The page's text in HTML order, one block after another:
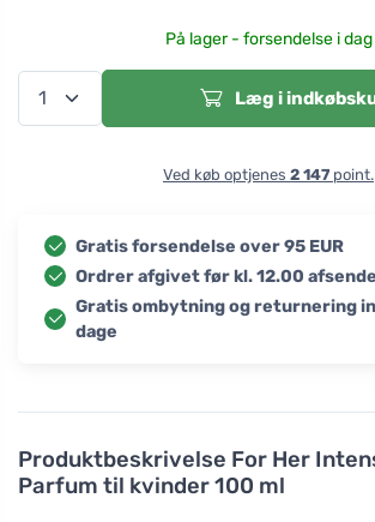
Produktbeskrivelse For Her
Parfum til kvinder 100 ml
På lager - forsendelse i dag
Læg i
Ved køb optjenes 2 147 point.
Gratis forsendelse over 95 EUR
Ordrer afgivet før kl. 12.00
Gratis ombytning og returnering
dage